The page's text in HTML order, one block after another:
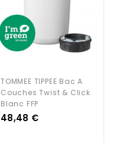
TOMMEE TIPPEE Bac A
Couches Twist & Click
Blanc FFP
Prix
48,48 €